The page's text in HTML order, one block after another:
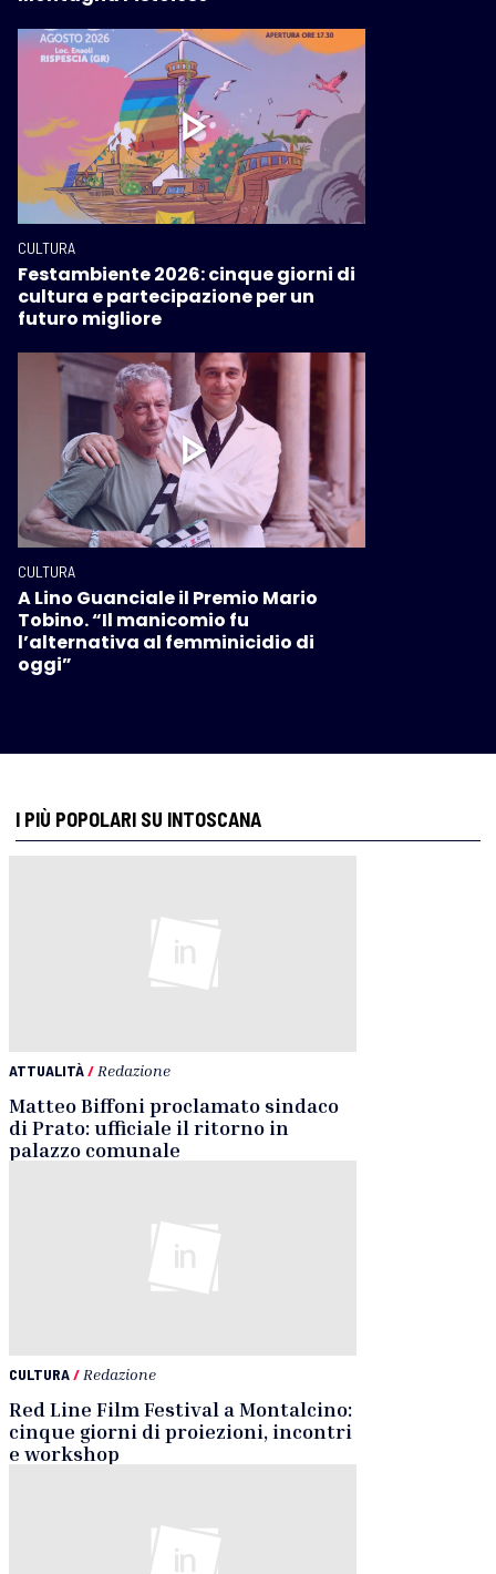
CULTURA
Festambiente 2026: cinque giorni di
cultura e partecipazione per un
futuro migliore
CULTURA
A Lino Guanciale il Premio Mario
Tobino. “Il manicomio fu
l’alternativa al femminicidio di
oggi”
I PIÙ POPOLARI SU INTOSCANA
ATTUALITÀ/ Redazione
Matteo Biffoni proclamato sindaco
di Prato: ufficiale il ritorno in
palazzo comunale
CULTURA/ Redazione
Red Line Film Festival a Montalcino:
cinque giorni di proiezioni, incontri
e workshop